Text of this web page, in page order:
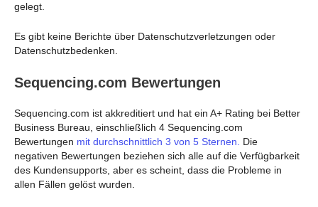
gelegt.
Es gibt keine Berichte über Datenschutzverletzungen oder
Datenschutzbedenken.
Sequencing.com Bewertungen
Sequencing.com ist akkreditiert und hat ein A+ Rating bei Better
Business Bureau, einschließlich 4 Sequencing.com
Bewertungen mit durchschnittlich 3 von 5 Sternen.
Die
negativen Bewertungen beziehen sich alle auf die Verfügbarkeit
des Kundensupports, aber es scheint, dass die Probleme in
allen Fällen gelöst wurden.